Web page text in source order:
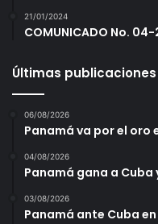
21/01/2024
COMUNICADO No.
Últimas publicaciones
06/08/2026
Panamá va por el oro
04/08/2026
Panamá gana a Cuba
03/08/2026
Panamá ante Cuba